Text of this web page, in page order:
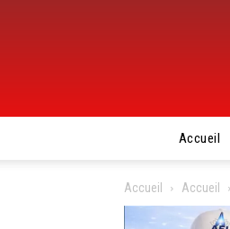
Accueil
Accueil Accueil